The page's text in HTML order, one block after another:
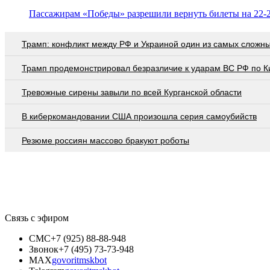
Пассажирам «Победы» разрешили вернуть билеты на 22-
Трамп: конфликт между РФ и Украиной один из самых
Трамп продемонстрировал безразличие к ударам ВС РФ по
Тревожные сирены завыли по всей Курганской области
В киберкомандовании США произошла серия самоубийств
Резюме россиян массово бракуют роботы
Связь с эфиром
СМС+7 (925) 88-88-948
Звонок+7 (495) 73-73-948
MAXgovoritmskbot